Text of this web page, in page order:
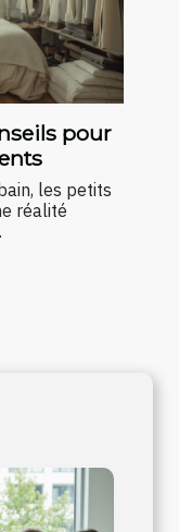
pour
les petits
réalité